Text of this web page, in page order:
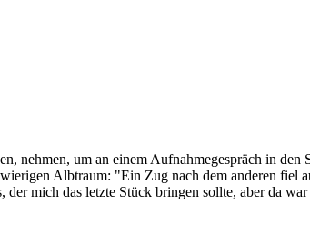
nehmen, um an einem Aufnahmegespräch in
Albtraum: "Ein Zug nach dem anderen fiel
mich das letzte Stück bringen sollte, aber da